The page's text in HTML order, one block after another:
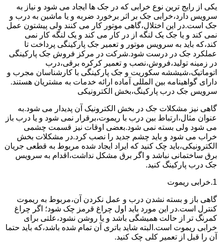
یکی از رایج ترین نوع خرابی که در جک ها ایجاد می شود و نیاز به
سرویس دارد،خرابی جک بر اثر برخورد ضربه و یا ماشین به درب و
جک است.در این اختلال،گاهی موتور کار می کنند ولی پیشتون عمل
نمی کند و یا جک یک لنگه از در کار می کند و یک لنگه کار نمی
کند،که باید به سرویس موتور و تعمیر جک پارکینگی پرداخت تا
عملکرد جک در درست شود.شرکت در مرکز فروش جک پارکینگی
در زمینه تولید،فروش،نصب و تعمیر کرکره برقی،درب
اتوماتیک،شیششه سکوریت و جک پارکینگی با کارشناسان مجرب و
دارای گواهینامه بین المللی آماده ارائه خدمات به مشتریان هستند.
سرویس جک درب پارکینگ،بخش الکترونیکی
گاهی نیز مشکلات جک در بخش الکترونیک آن پدیدار می شود.به
عنوان مثال،ارتباط بین درب با ریموت،برقرار نمی شود و یا درب باز
می شود ولی بسته نمی شود.بعضی اوقات نیز قسمت چشمی
خراب می شود و باید چشم جدید را نصب کرد.در مشکلات بخش
الکترونیکی،باید چک کنید که ایراد ایجاد شده مربوط به قطعی جریان
برق ساختمانی نباشد و اگر برق مشکل نداشت،اقدام به سرویس
جک درب پارکینگ کنید.
1.خرابی ریموت
گاهی باز و بسته نشدن درب و عمل نکردن آن،مربوط به ریموت
کنترل است.در این مورد باید اول چراغ قرمز چک شود؛ اگر چراغ
کمرنگ تر از حالت همیشگی باشد و یا روشن نشود،علتی برای
خرابی ریموت است.البته شاید باتری آن تمام شده باشد،که باید حتما
آن را قبل از تعمیر کلی چک کنید.